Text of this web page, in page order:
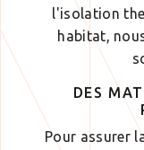
l'isolation
habitat,
DES
Pour assurer